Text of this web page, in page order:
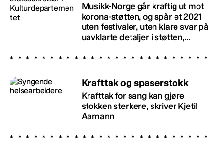
Musikk-Norge går kraftig ut mot
korona-støtten, og spår et 2021
uten festivaler, uten klare svar på
uavklarte detaljer i støtten,...
Krafttak og spaserstokk
Krafttak for sang kan gjøre
stokken sterkere, skriver Kjetil
Aamann